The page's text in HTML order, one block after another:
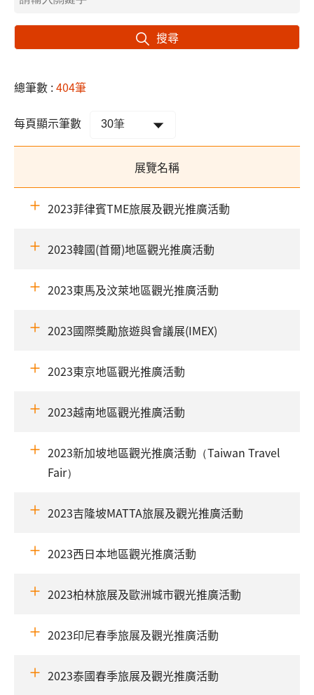
搜尋
總筆數 :404筆
每頁顯示筆數
展覽名稱
2023菲律賓TME旅展及觀光推廣活動
2023韓國(首爾)地區觀光推廣活動
2023東馬及汶萊地區觀光推廣活動
2023國際獎勵旅遊與會議展(IMEX)
2023東京地區觀光推廣活動
2023越南地區觀光推廣活動
2023新加坡地區觀光推廣活動（Taiwan Travel
Fair）
2023吉隆坡MATTA旅展及觀光推廣活動
2023西日本地區觀光推廣活動
2023柏林旅展及歐洲城市觀光推廣活動
2023印尼春季旅展及觀光推廣活動
2023泰國春季旅展及觀光推廣活動